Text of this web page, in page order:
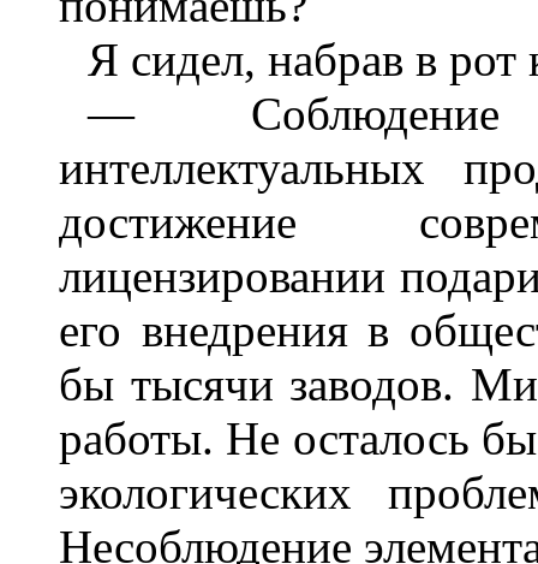
Я сидел, набрав в рот
— Соблюдение
интеллектуальных
достижение
лицензировании
его внедрения в
бы тысячи заводов.
работы. Не осталось
экологических
Несоблюдение